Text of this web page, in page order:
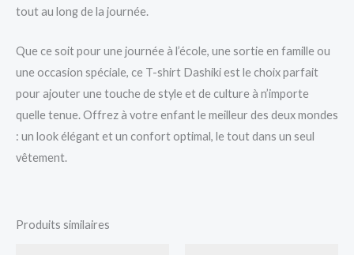
tout au long de la journée.
Que ce soit pour une journée à l’école, une sortie en famille ou
une occasion spéciale, ce T-shirt Dashiki est le choix parfait
pour ajouter une touche de style et de culture à n’importe
quelle tenue. Offrez à votre enfant le meilleur des deux mondes
: un look élégant et un confort optimal, le tout dans un seul
vêtement.
Produits similaires